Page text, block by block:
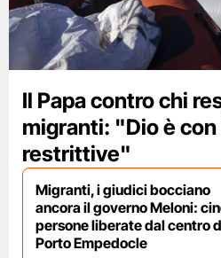
Il Papa contro chi
migranti: "Dio è con
restrittive"
Migranti, i giudici bocciano
ancora il governo Meloni:
persone liberate dal centro
Porto Empedocle